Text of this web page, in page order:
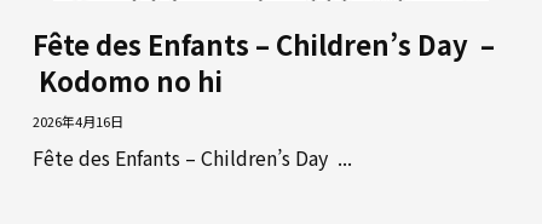
Fête des Enfants – Children’s Day –
Kodomo no hi
2026年4月16日
Fête des Enfants – Children’s Day ...